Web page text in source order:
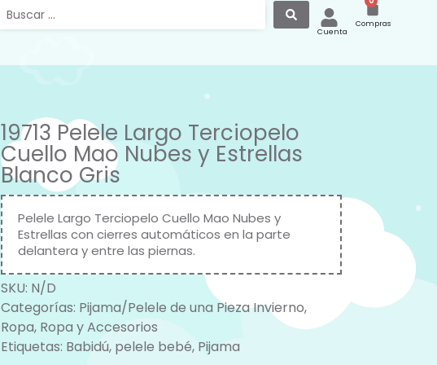
Cuenta
Compras
19713 Pelele Largo Terciopelo
Cuello Mao Nubes y Estrellas
Blanco Gris
Pelele Largo Terciopelo Cuello Mao Nubes y
Estrellas con cierres automáticos en la parte
delantera y entre las piernas.
SKU: N/D
Categorías: Pijama/Pelele de una Pieza Invierno,
Ropa, Ropa y Accesorios
Etiquetas: Babidú, pelele bebé, Pijama